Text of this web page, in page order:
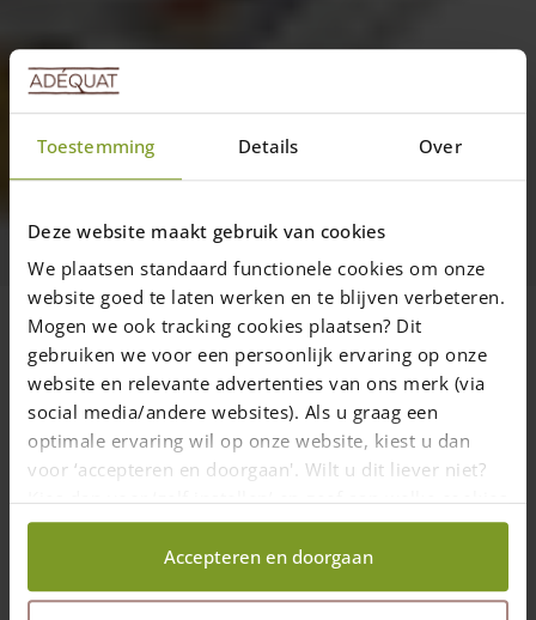
Toestemming Details Over
Deze website maakt gebruik van cookies
We plaatsen standaard functionele cookies om onze
website goed te laten werken en te blijven verbeteren.
Mogen we ook tracking cookies plaatsen? Dit
gebruiken we voor een persoonlijk ervaring op onze
website en relevante advertenties van ons merk (via
social media/andere websites). Als u graag een
optimale ervaring wil op onze website, kiest u dan
voor ‘accepteren en doorgaan'. Wilt u dit liever niet?
Kies dan voor ‘zelf instellen’ en geef aan welke cookies
wij wel mogen verzamelen.
Accepteren en doorgaan
kan det gå til?
8 marts 2018 —Rachel
2 min read
Vores kollega Geertjan er i dag af sted for levere ordrer rundt i
Holland. Han tog af sted i morges med en fuld lastvogn. Det
mildere vejr inviterer folk til at gå i gang i haven og det mærker
vi på antallet af ordrer. Vi vil derfor også gerne levere så hurtigt
uge, men i denne travle tid kan det også ske hurtigere.